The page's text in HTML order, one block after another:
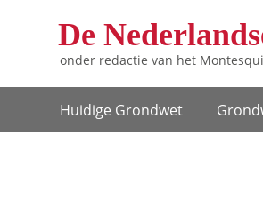
De
onder redactie van het
Hoofdnavigatie
Huidige Grondwet